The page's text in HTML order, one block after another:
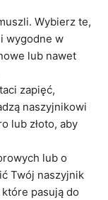
Wybierz te,
wygodne w
lub nawet
zapięć,
naszyjnikowi
lub złoto, aby
lub o
Twój naszyjnik
pasują do